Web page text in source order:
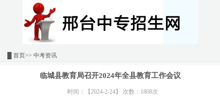
首页>> 中考资讯
临城县教育局召开2024年全县教育工作会议
时间：【2024-2-24】 次数：1808次